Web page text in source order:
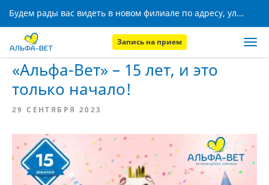
Будем рады вас видеть в новом филиале по адресу, ул. Кижеватова, 8!
Запись на прием
Главная
«Альфа-Вет» – 15 лет, и это
только начало!
29 СЕНТЯБРЯ 2023